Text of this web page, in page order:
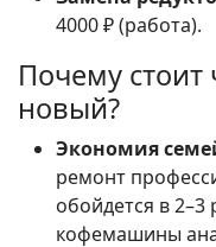
4000 ₽ (работа).
Почему стоит
новый?
Экономия
ремонт
обойдется в
кофемашины